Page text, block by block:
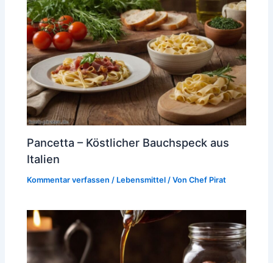
Pancetta – Köstlicher Bauchspeck aus
Italien
Kommentar verfassen / Lebensmittel / VonChef Pirat